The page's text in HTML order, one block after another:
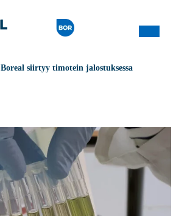
Boreal siirtyy timotein jalostuksessa